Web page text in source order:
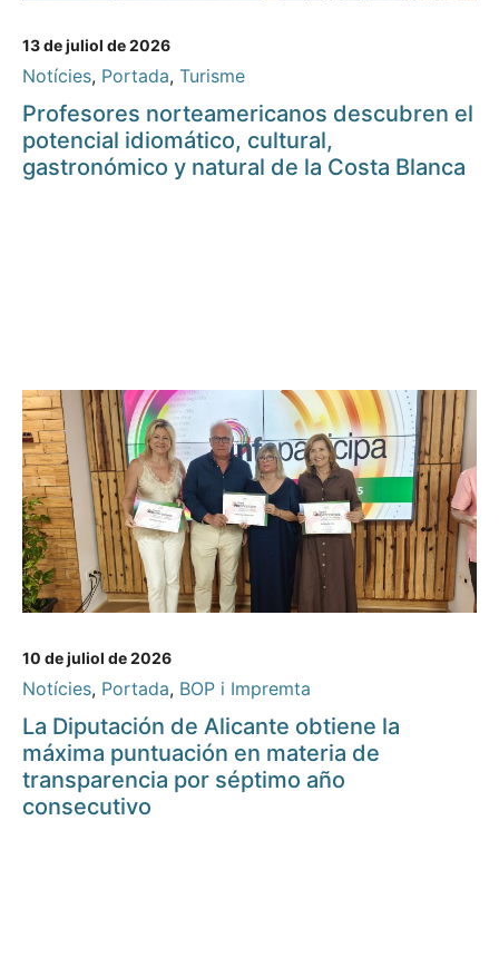
13 de juliol de 2026
Notícies, Portada, Turisme
Profesores norteamericanos descubren el
potencial idiomático, cultural,
gastronómico y natural de la Costa Blanca
10 de juliol de 2026
Notícies, Portada, BOP i Impremta
La Diputación de Alicante obtiene la
máxima puntuación en materia de
transparencia por séptimo año
consecutivo